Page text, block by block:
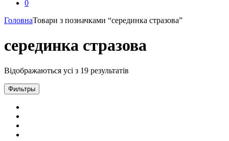
0
ГоловнаТовари з позначками “серединка стразова”
серединка стразова
Відображаються усі з 19 результатів
Фильтры